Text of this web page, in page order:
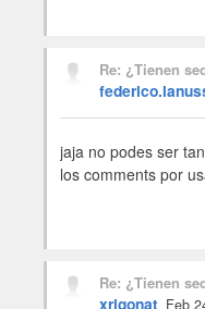
Re: ¿Tienen
jaja no podes ser
los comments por
Re: ¿Tienen
xrigonat Feb